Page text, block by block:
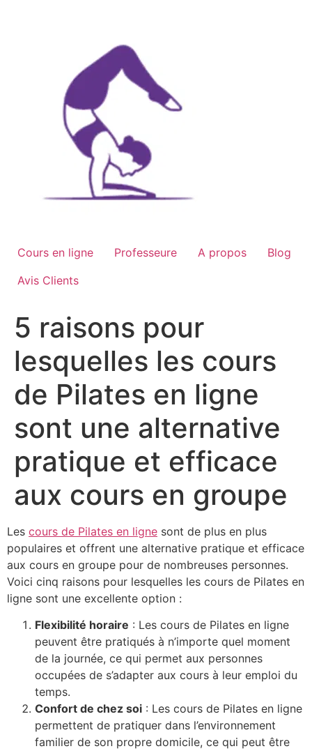
Cours en ligne Professeure A propos
Blog
Avis Clients
5 raisons pour
lesquelles les cours
de Pilates en ligne
sont une alternative
pratique et efficace
aux cours en groupe
Les cours de Pilates en ligne sont de plus en plus
populaires et offrent une alternative pratique et efficace
aux cours en groupe pour de nombreuses personnes.
Voici cinq raisons pour lesquelles les cours de Pilates en
ligne sont une excellente option :
Flexibilité horaire : Les cours de Pilates en ligne
peuvent être pratiqués à n’importe quel moment
de la journée, ce qui permet aux personnes
occupées de s’adapter aux cours à leur emploi du
temps.
Confort de chez soi : Les cours de Pilates en ligne
permettent de pratiquer dans l’environnement
familier de son propre domicile, ce qui peut être